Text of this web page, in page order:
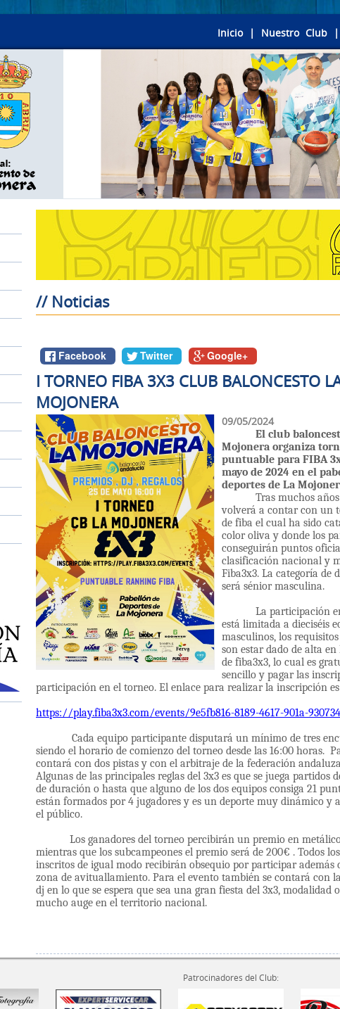
Inicio| Nuestro Club |
// Noticias
Facebook Twitter Google+
I TORNEO FIBA 3X3 CLUB BALONCESTO
MOJONERA
09/05/2024
El club
Mojonera organiza
puntuable para FIBA
mayo de 2024 en el
deportes de La
Tras muchos años
volverá a contar con un
de fiba el cual ha sido
color oliva y donde los
conseguirán puntos
clasificación nacional y
Fiba3x3. La categoría de
será sénior masculina.
La participación en
está limitada a dieciséis
masculinos, los
son estar dado de alta
de fiba3x3, lo cual es
sencillo y pagar las
participación en el torneo. El enlace para realizar la inscripción
https://play.fiba3x3.com/events/9e5fb816-8189-4617-901a-
Cada equipo participante disputará un mínimo de tres
siendo el horario de comienzo del torneo desde las 16:00 horas.
contará con dos pistas y con el arbitraje de la federación
Algunas de las principales reglas del 3x3 es que se juega partidos
de duración o hasta que alguno de los dos equipos consiga 21
están formados por 4 jugadores y es un deporte muy dinámico y
el público.
Los ganadores del torneo percibirán un premio en metálico
mientras que los subcampeones el premio será de 200€ . Todos
inscritos de igual modo recibirán obsequio por participar además
zona de avituallamiento. Para el evento también se contará con
dj en lo que se espera que sea una gran fiesta del 3x3, modalidad
mucho auge en el territorio nacional.
Patrocinadores del Club: